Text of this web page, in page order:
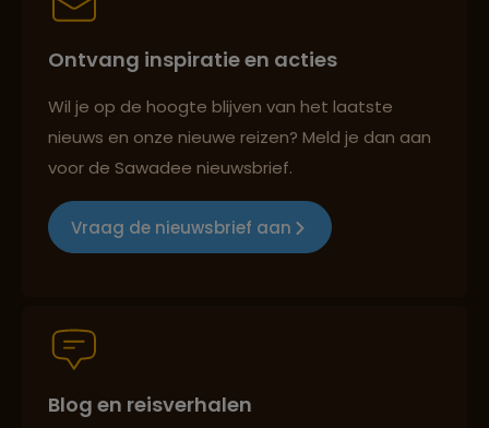
Groepsreizen mét indivuele vrijheid
Best beoordeelde reisroutes
Ontvang inspiratie en acties
Wil je op de hoogte blijven van het laatste
nieuws en onze nieuwe reizen? Meld je dan aan
voor de Sawadee nieuwsbrief.
Vraag de nieuwsbrief aan
Blog en reisverhalen